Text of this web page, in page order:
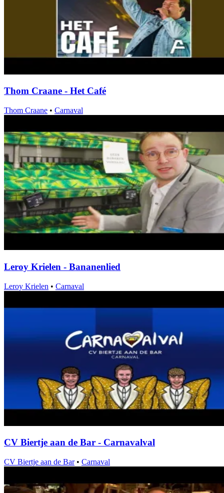
Thom Craane - Het Café
Thom Craane • Carnaval
Leroy Krielen - Bananenlied
Leroy Krielen • Carnaval
CV Biertje aan de Bar - Carnavalval
CV Biertje aan de Bar • Carnaval